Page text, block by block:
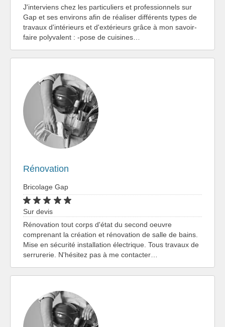
J'interviens chez les particuliers et professionnels sur
Gap et ses environs afin de réaliser différents types de
travaux d'intérieurs et d'extérieurs grâce à mon savoir-
faire polyvalent : -pose de cuisines…
Rénovation
Bricolage Gap
Sur devis
Rénovation tout corps d'état du second oeuvre
comprenant la création et rénovation de salle de bains.
Mise en sécurité installation électrique. Tous travaux de
serrurerie. N'hésitez pas à me contacter…